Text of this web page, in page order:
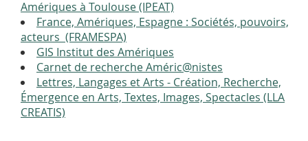
Amériques à Toulouse (IPEAT)
France, Amériques, Espagne : Sociétés, pouvoirs,
acteurs (FRAMESPA)
GIS Institut des Amériques
Carnet de recherche Améric@nistes
Lettres, Langages et Arts - Création, Recherche,
Émergence en Arts, Textes, Images, Spectacles (LLA
CREATIS)